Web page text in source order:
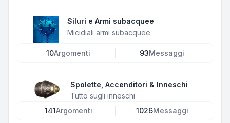
Siluri e Armi subacquee
Micidiali armi subacquee
10Argomenti 93Messaggi
Spolette, Accenditori & Inneschi
Tutto sugli inneschi
141Argomenti 1026Messaggi